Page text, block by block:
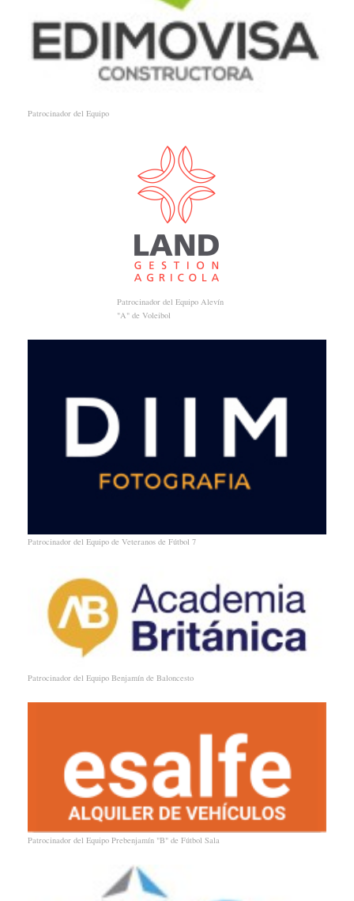
Patrocinador del Equipo
Patrocinador del Equipo Alevín
"A" de Voleibol
Patrocinador del Equipo de Veteranos de Fútbol 7
Patrocinador del Equipo Benjamín de Baloncesto
Patrocinador del Equipo Prebenjamín "B" de Fútbol Sala